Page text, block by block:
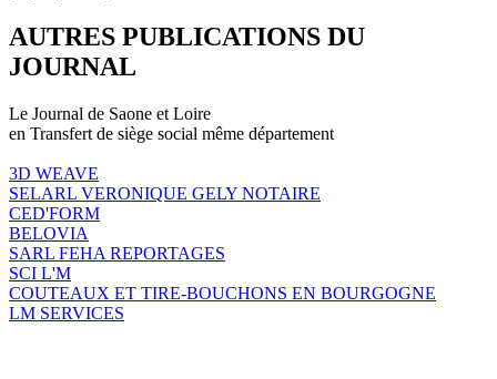
AUTRES PUBLICATIONS DU
JOURNAL
Le Journal de Saone et Loire
en Transfert de siège social même département
3D WEAVE
SELARL VERONIQUE GELY NOTAIRE
CED'FORM
BELOVIA
SARL FEHA REPORTAGES
SCI L'M
COUTEAUX ET TIRE-BOUCHONS EN BOURGOGNE
LM SERVICES